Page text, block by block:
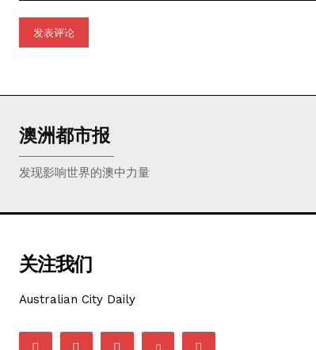
论：
澳洲都市报
发现影响世界的澳中力量
关注我们
Australian City Daily